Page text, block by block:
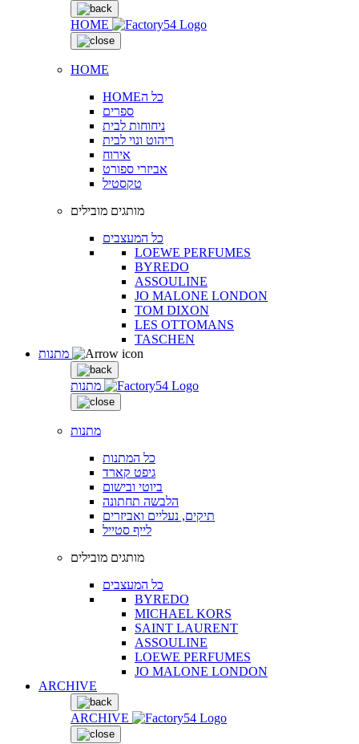
HOME
HOME
HOMEכל ה
ספרים
ניחוחות לבית
ריהוט ונוי לבית
אירוח
אביזרי ספורט
טקסטיל
מותגים מובילים
כל המעצבים
LOEWE PERFUMES
BYREDO
ASSOULINE
JO MALONE LONDON
TOM DIXON
LES OTTOMANS
TASCHEN
מתנות
מתנות
כל המתנות
גיפט קארד
ביוטי ובישום
הלבשה תחתונה
תיקים, נעליים ואביזרים
לייף סטייל
מותגים מובילים
כל המעצבים
BYREDO
MICHAEL KORS
SAINT LAURENT
ASSOULINE
LOEWE PERFUMES
JO MALONE LONDON
ARCHIVE
ARCHIVE